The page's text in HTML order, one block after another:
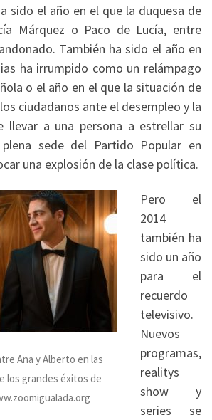
sido el año en el que la duquesa de
Márquez o Paco de Lucía, entre
También ha sido el año en
ha irrumpido como un relámpago
o el año en el que la situación de
ciudadanos ante el desempleo y la
llevar a una persona a estrellar su
sede del Partido Popular en
una explosión de la clase política.
Ana y Alberto en las
los grandes éxitos de
Pero el
2014
también ha
sido un año
para el
recuerdo
televisivo.
Nuevos
programas,
realitys
show y
series se